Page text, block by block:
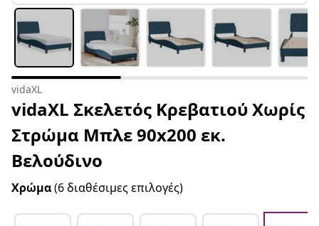
vidaXL
vidaXL Σκελετός Κρεβατιού Χωρίς
Στρώμα Μπλε 90x200 εκ.
Βελούδινο
Χρώμα(6 διαθέσιμες επιλογές)